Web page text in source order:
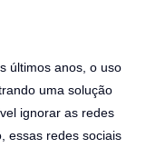
últimos anos, o uso
uma solução
ignorar as redes
essas redes sociais